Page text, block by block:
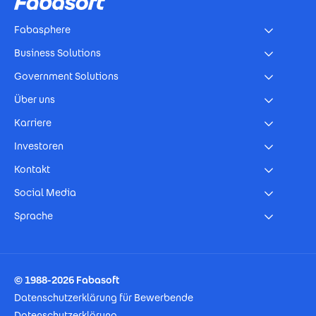
Fabasphere
Business Solutions
Government Solutions
Über uns
Karriere
Investoren
Kontakt
Social Media
Sprache
© 1988-2026 Fabasoft
Datenschutzerklärung für Bewerbende